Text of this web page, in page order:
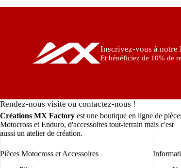
Inscrivez-vous à notre
Et bénéficiez de 10% de
Rendez-nous visite ou contactez-nous !
Créations MX Factory est une boutique en ligne de
Motocross et Enduro, d'accessoires tout-terrain mais c'est
aussi un atelier de création.
Pièces Motocross et Accessoires